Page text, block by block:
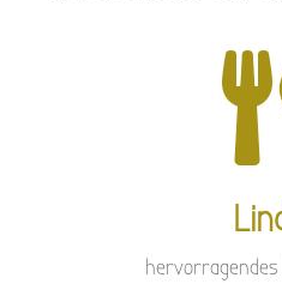
hervorragendes